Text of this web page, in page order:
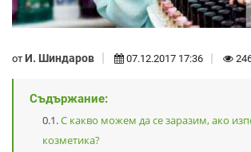
от И. Шиндаров 07.12.2017 17:36
Съдържание:
С какво можем да се заразим, ако
козметика?